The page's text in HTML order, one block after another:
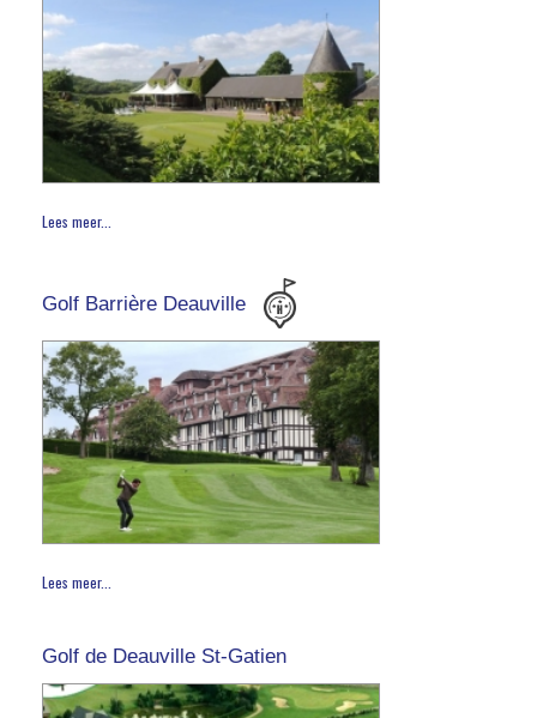
Lees meer...
Golf Barrière Deauville
Lees meer...
Golf de Deauville St-Gatien